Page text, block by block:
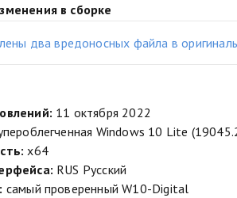
в сборке
два вредоносных файла в
11 октября 2022
Windows 10 Lite
x64
RUS Русский
самый проверенный W10-Digital